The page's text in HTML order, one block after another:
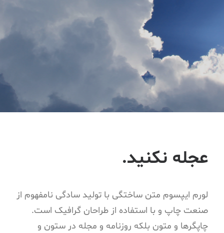
عجله نکنيد.
لورم ایپسوم متن ساختگی با تولید سادگی نامفهوم از
صنعت چاپ و با استفاده از طراحان گرافیک است.
چاپگرها و متون بلکه روزنامه و مجله در ستون و